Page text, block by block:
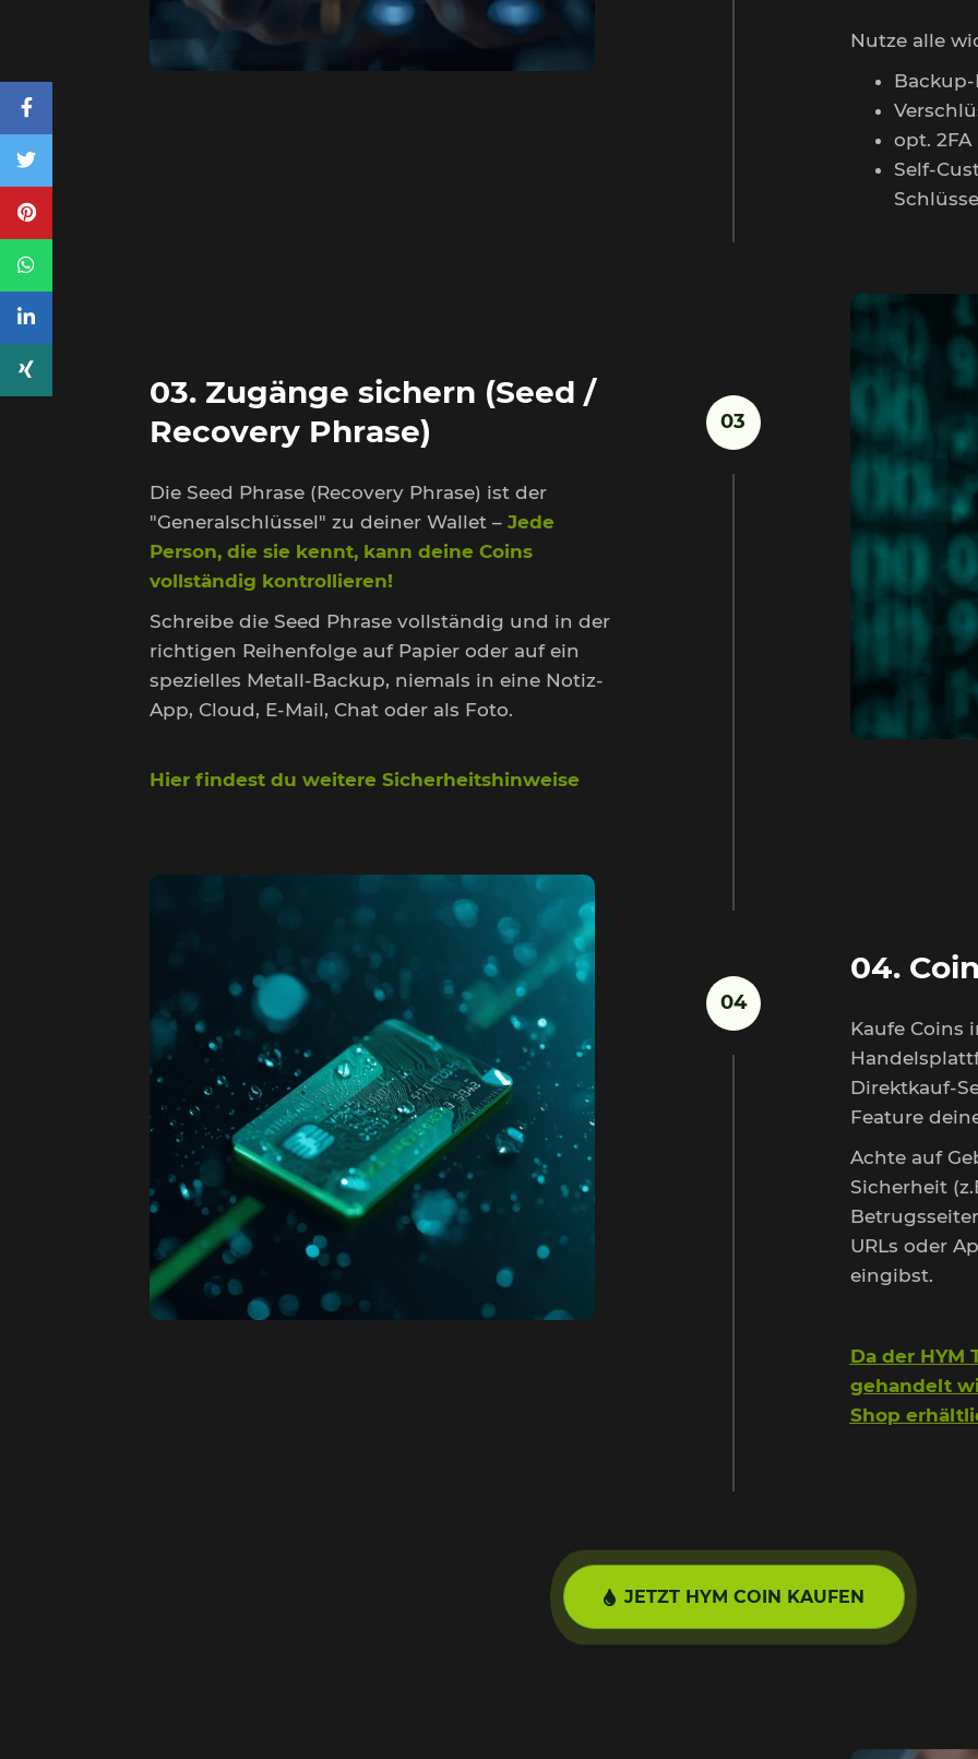
Nutze alle
opt.
Self-
03. Zugänge sichern (Seed /
Recovery Phrase)
Die Seed Phrase (Recovery Phrase) ist der
"Generalschlüssel" zu deiner Wallet – Jede
Person, die sie kennt, kann deine Coins
vollständig kontrollieren!
Schreibe die Seed Phrase vollständig und in der
richtigen Reihenfolge auf Papier oder auf ein
spezielles Metall-Backup, niemals in eine Notiz-
App, Cloud, E-Mail, Chat oder als Foto.
Hier findest du weitere Sicherheitshinweise
03
04
04.
Kaufe Coins
Direktkauf-
Feature
Achte auf
Sicherheit
URLs oder
eingibst.
Da der HYM
gehandelt
Shop
JETZT HYM COIN KAUFEN